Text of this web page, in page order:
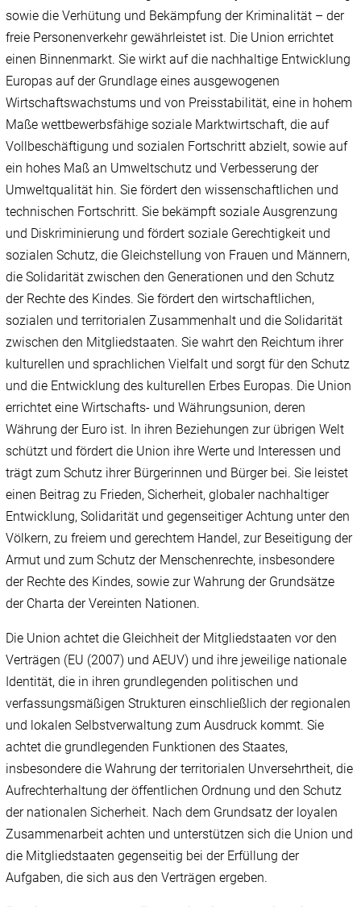
sowie die Verhütung und Bekämpfung der Kriminalität – der
freie Personenverkehr gewährleistet ist. Die Union errichtet
einen Binnenmarkt. Sie wirkt auf die nachhaltige Entwicklung
Europas auf der Grundlage eines ausgewogenen
Wirtschaftswachstums und von Preisstabilität, eine in hohem
Maße wettbewerbsfähige soziale Marktwirtschaft, die auf
Vollbeschäftigung und sozialen Fortschritt abzielt, sowie auf
ein hohes Maß an Umweltschutz und Verbesserung der
Umweltqualität hin. Sie fördert den wissenschaftlichen und
technischen Fortschritt. Sie bekämpft soziale Ausgrenzung
und Diskriminierung und fördert soziale Gerechtigkeit und
sozialen Schutz, die Gleichstellung von Frauen und Männern,
die Solidarität zwischen den Generationen und den Schutz
der Rechte des Kindes. Sie fördert den wirtschaftlichen,
sozialen und territorialen Zusammenhalt und die Solidarität
zwischen den Mitgliedstaaten. Sie wahrt den Reichtum ihrer
kulturellen und sprachlichen Vielfalt und sorgt für den Schutz
und die Entwicklung des kulturellen Erbes Europas. Die Union
errichtet eine Wirtschafts- und Währungsunion, deren
Währung der Euro ist. In ihren Beziehungen zur übrigen Welt
schützt und fördert die Union ihre Werte und Interessen und
trägt zum Schutz ihrer Bürgerinnen und Bürger bei. Sie leistet
einen Beitrag zu Frieden, Sicherheit, globaler nachhaltiger
Entwicklung, Solidarität und gegenseitiger Achtung unter den
Völkern, zu freiem und gerechtem Handel, zur Beseitigung der
Armut und zum Schutz der Menschenrechte, insbesondere
der Rechte des Kindes, sowie zur Wahrung der Grundsätze
der Charta der Vereinten Nationen.
Die Union achtet die Gleichheit der Mitgliedstaaten vor den
Verträgen (EU (2007) und AEUV) und ihre jeweilige nationale
Identität, die in ihren grundlegenden politischen und
verfassungsmäßigen Strukturen einschließlich der regionalen
und lokalen Selbstverwaltung zum Ausdruck kommt. Sie
achtet die grundlegenden Funktionen des Staates,
insbesondere die Wahrung der territorialen Unversehrtheit, die
Aufrechterhaltung der öffentlichen Ordnung und den Schutz
der nationalen Sicherheit. Nach dem Grundsatz der loyalen
Zusammenarbeit achten und unterstützen sich die Union und
die Mitgliedstaaten gegenseitig bei der Erfüllung der
Aufgaben, die sich aus den Verträgen ergeben.